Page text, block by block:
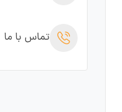
تماس با ما